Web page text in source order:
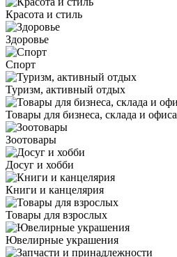
Красота и стиль
Здоровье
Спорт
Туризм, активный отдых
Товары для бизнеса, склада и офиса
Зоотовары
Досуг и хобби
Книги и канцелярия
Товары для взрослых
Ювелирные украшения